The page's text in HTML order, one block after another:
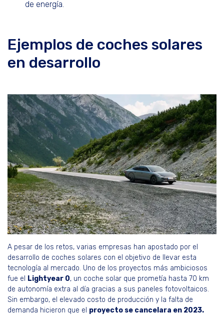
de energía.
Ejemplos de coches solares
en desarrollo
A pesar de los retos, varias empresas han apostado por el
desarrollo de coches solares con el objetivo de llevar esta
tecnología al mercado. Uno de los proyectos más ambiciosos
fue el
Lightyear 0, un coche solar que prometía hasta 70 km
de autonomía extra al día gracias a sus paneles fotovoltaicos.
Sin embargo, el elevado costo de producción y la falta de
demanda hicieron que el proyecto se cancelara en 2023.